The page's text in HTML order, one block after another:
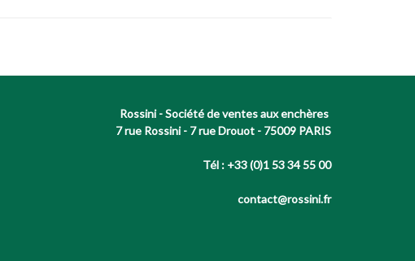
Rossini - Société de ventes aux enchères
7 rue Rossini - 7 rue Drouot - 75009 PARIS
Tél : +33 (0)1 53 34 55 00
contact@rossini.fr